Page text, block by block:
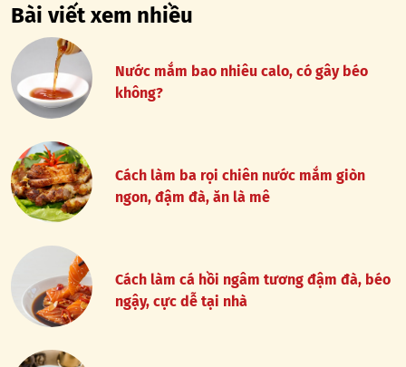
Bài viết xem nhiều
Nước mắm bao nhiêu calo, có gây béo
không?
Cách làm ba rọi chiên nước mắm giòn
ngon, đậm đà, ăn là mê
Cách làm cá hồi ngâm tương đậm đà, béo
ngậy, cực dễ tại nhà